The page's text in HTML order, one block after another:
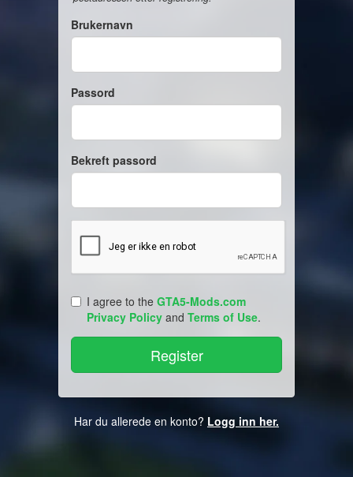
Brukernavn
Passord
Bekreft passord
I agree to the GTA5-Mods.com
Privacy Policy and Terms of Use.
Har du allerede en konto? Logg inn her.